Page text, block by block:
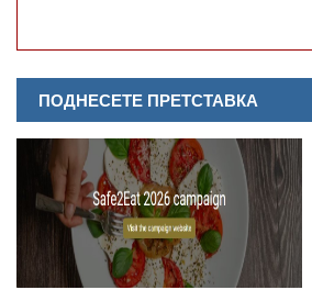
ПОДНЕСЕТЕ ПРЕТСТАВКА